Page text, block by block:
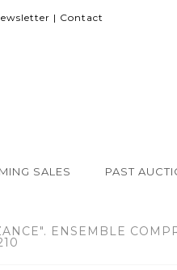
| Contact
SALES PAST
ENSEMBLE